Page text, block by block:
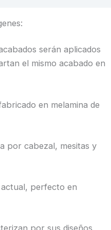
serán aplicados
el mismo acabado en
en melamina de
por cabezal, mesitas y
perfecto en